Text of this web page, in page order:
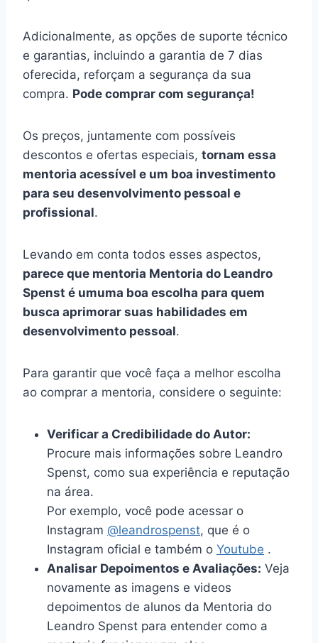
Adicionalmente, as opções de suporte técnico
e garantias, incluindo a garantia de 7 dias
oferecida, reforçam a segurança da sua
compra. Pode comprar com segurança!
Os preços, juntamente com possíveis
descontos e ofertas especiais, tornam essa
mentoria acessível e um boa investimento
para seu desenvolvimento pessoal e
profissional.
Levando em conta todos esses aspectos,
parece que mentoria Mentoria do Leandro
Spenst é umuma boa escolha para quem
busca aprimorar suas habilidades em
desenvolvimento pessoal.
Para garantir que você faça a melhor escolha
ao comprar a mentoria, considere o seguinte:
Verificar a Credibilidade do Autor:
Procure mais informações sobre Leandro
Spenst, como sua experiência e reputação
na área.
Por exemplo, você pode acessar o
Instagram @leandrospenst, que é o
Instagram oficial e também o Youtube .
Analisar Depoimentos e Avaliações: Veja
novamente as imagens e videos
depoimentos de alunos da Mentoria do
Leandro Spenst para entender como a